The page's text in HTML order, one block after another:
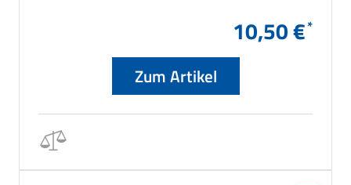
10,50 €
Zum Artikel